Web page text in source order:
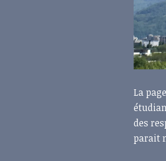
La
des
parait